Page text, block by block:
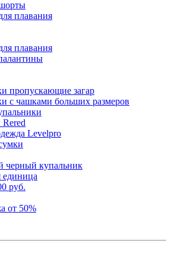
плавания
плавания
пропускающие загар
с чашками больших размеров
Levelpro
черный купальник
единица
руб.
от 50%